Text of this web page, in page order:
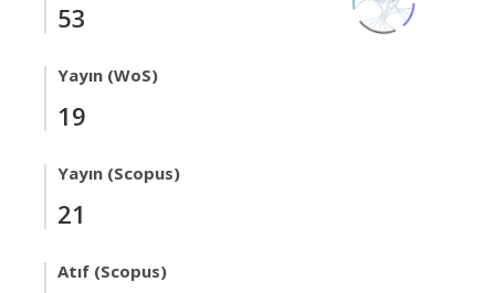
53
Yayın (WoS)
19
Yayın (Scopus)
21
Atıf (Scopus)